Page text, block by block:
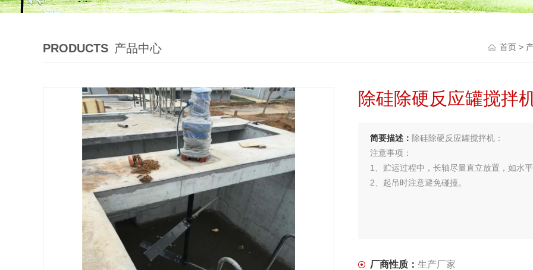
PRODUCTS 产品中心 首页 >
除硅除硬反应罐搅拌
简要描述： 除硅除硬反应罐搅拌机：
注意事项：
1、贮运过程中，长轴尽量直立放置，如水
2、起吊时注意避免碰撞。
厂商性质： 生产厂家